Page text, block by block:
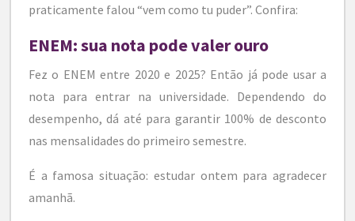
praticamente falou “vem como tu puder”. Confira:
ENEM: sua nota pode valer ouro
Fez o ENEM entre 2020 e 2025? Então já pode usar a
nota para entrar na universidade. Dependendo do
desempenho, dá até para garantir 100% de desconto
nas mensalidades do primeiro semestre.
É a famosa situação: estudar ontem para agradecer
amanhã.